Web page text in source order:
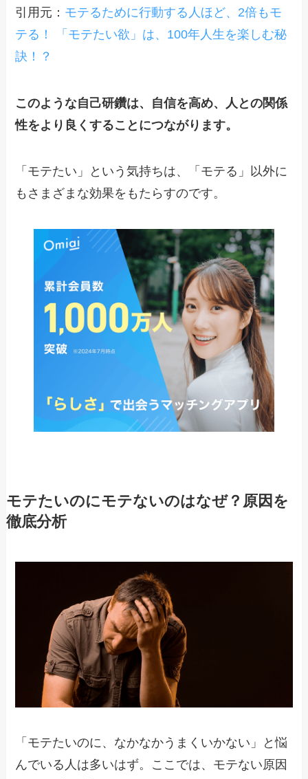
引用元： モテるために行動する人ほど、2倍もモ
テる！​ 「モテたい欲」は、100年人生を楽しむ秘
訣！？
​このような自己研鑽は、自信を高め、人との関係
性をより良くすることにつながります。
「モテたい」という気持ちは、「モテる」以外に
もさまざまな効果をもたらすのです。
モテたいのにモテないのはなぜ？原因を
徹底分析
「モテたいのに、なかなかうまくいかない」と悩
んでいる人は多いはず。ここでは、モテない原因